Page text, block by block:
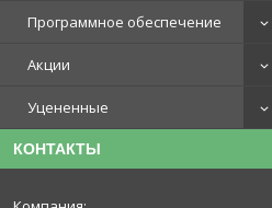
Программное обеспечение
Акции
Уцененные
КОНТАКТЫ